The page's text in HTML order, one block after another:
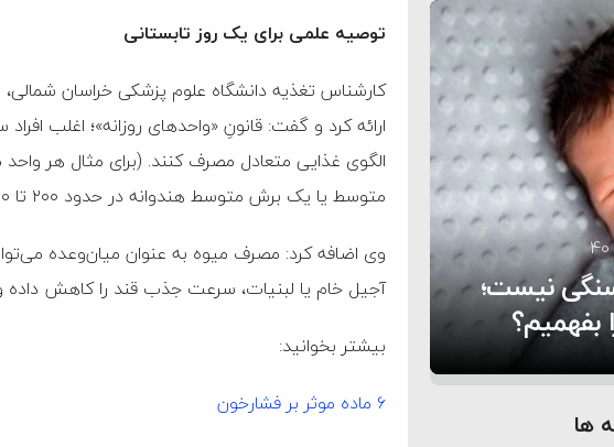
توصیه علمی برای یک روز تابستانی
کارشناس تغذیه دانشگاه علوم پزشکی خراسان شمالی،
متوسط یا یک برش متوسط هندوانه در حدود ۲۰۰ تا ۲۵۰ گرم است.)
وی اضافه کرد: مصرف میوه به عنوان میان‌وعده
آجیل خام یا لبنیات، سرعت جذب قند را کاهش
بیشتر بخوانید:
۶ ماده موثر بر فشارخون
برای خلع سلاح کامل حماس شد
بلغارستانی به دلیل کمک به آمریکا در حملات به
کمک می کنند پاسخ سختی خواهند گرفت
به ایران را اعلام کرد
40
نیست؛
بفهمیم؟
29
سلامت نوزاد14
ها